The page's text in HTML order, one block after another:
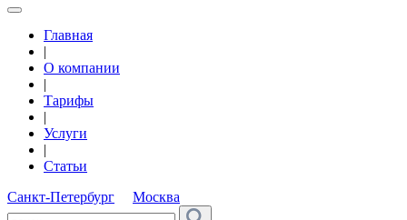
Главная
|
О компании
|
Тарифы
|
Услуги
|
Статьи
Санкт-Петербург
Москва